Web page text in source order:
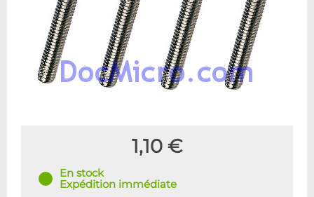
1,10 €
En stock
Expédition immédiate